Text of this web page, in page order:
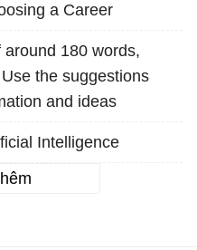
a Career
180 words,
the suggestions
and ideas
Intelligence